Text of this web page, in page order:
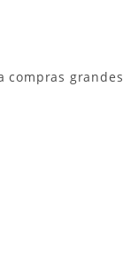
compras grandes